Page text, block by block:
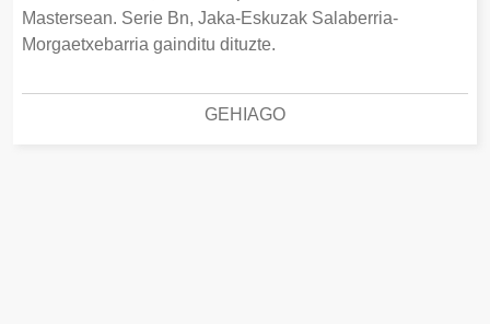
Mastersean. Serie Bn, Jaka-Eskuzak Salaberria-
Morgaetxebarria gainditu dituzte.
GEHIAGO